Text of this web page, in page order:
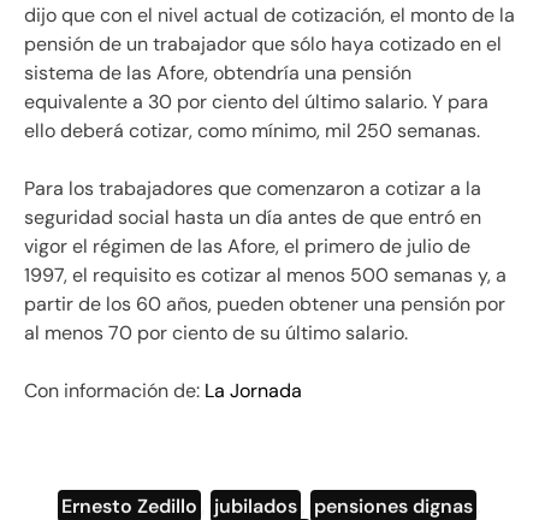
dijo que con el nivel actual de cotización, el monto de la
pensión de un trabajador que sólo haya cotizado en el
sistema de las Afore, obtendría una pensión
equivalente a 30 por ciento del último salario. Y para
ello deberá cotizar, como mínimo, mil 250 semanas.
Para los trabajadores que comenzaron a cotizar a la
seguridad social hasta un día antes de que entró en
vigor el régimen de las Afore, el primero de julio de
1997, el requisito es cotizar al menos 500 semanas y, a
partir de los 60 años, pueden obtener una pensión por
al menos 70 por ciento de su último salario.
Con información de: La Jornada
Ernesto Zedillo jubilados pensiones dignas